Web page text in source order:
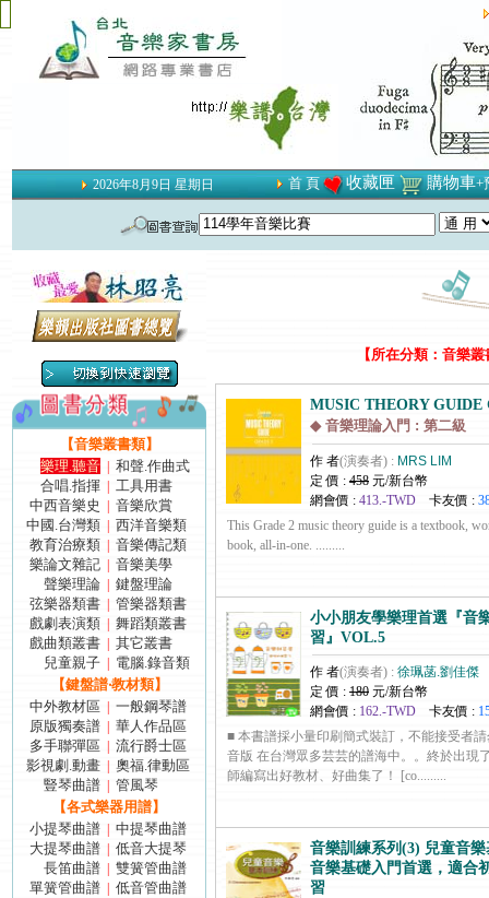
2026年8月9日 星期日 首 頁 收藏匣 購物車+
【音樂叢書類】
樂理.聽音
和聲.作曲式
合唱.指揮
工具用書
中西音樂史
音樂欣賞
中國.台灣類
西洋音樂類
教育治療類
音樂傳記類
樂論文雜記
音樂美學
聲樂理論
鍵盤理論
弦樂器類書
管樂器類書
戲劇表演類
舞蹈類叢書
戲曲類叢書
其它叢書
兒童親子
電腦.錄音類
【鍵盤譜‧教材類】
中外教材區
一般鋼琴譜
原版獨奏譜
華人作品區
多手聯彈區
流行爵士區
影視劇.動畫
奧福.律動區
豎琴曲譜
管風琴
【各式樂器用譜】
小提琴曲譜
中提琴曲譜
大提琴曲譜
低音大提琴
長笛曲譜
雙簧管曲譜
單簧管曲譜
低音管曲譜
【所在分類：音樂
MUSIC THEORY GUIDE
◆ 音樂理論入門 : 第二級
作 者(演奏者) : MRS LIM
定 價 : 458 元/新台幣
網會價 : 413.-TWD 卡友價 :
This Grade 2 music theory guide is a textbook,
book, all-in-one. .........
小小朋友學樂理首選『音
習』VOL.5
作 者(演奏者) : 徐珮菡.劉佳傑
定 價 : 180 元/新台幣
網會價 : 162.-TWD 卡友價 :
■ 本書譜採小量印刷簡式裝訂，不能接受者
音版 在台灣眾多芸芸的譜海中。。終於出現
師編寫出好教材、好曲集了！ [co.........
音樂訓練系列(3) 兒童音
音樂基礎入門首選，適合
習